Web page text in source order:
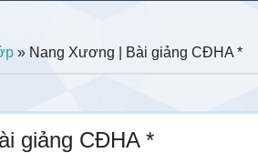
» Nang Xương | Bài giảng CĐHA *
giảng CĐHA *